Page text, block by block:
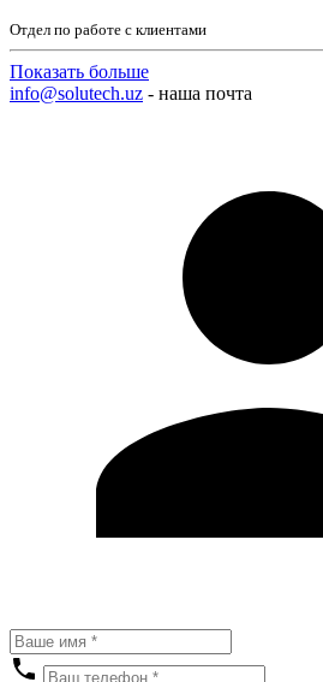
Отдел по работе с клиентами
Показать больше
info@solutech.uz - наша почта